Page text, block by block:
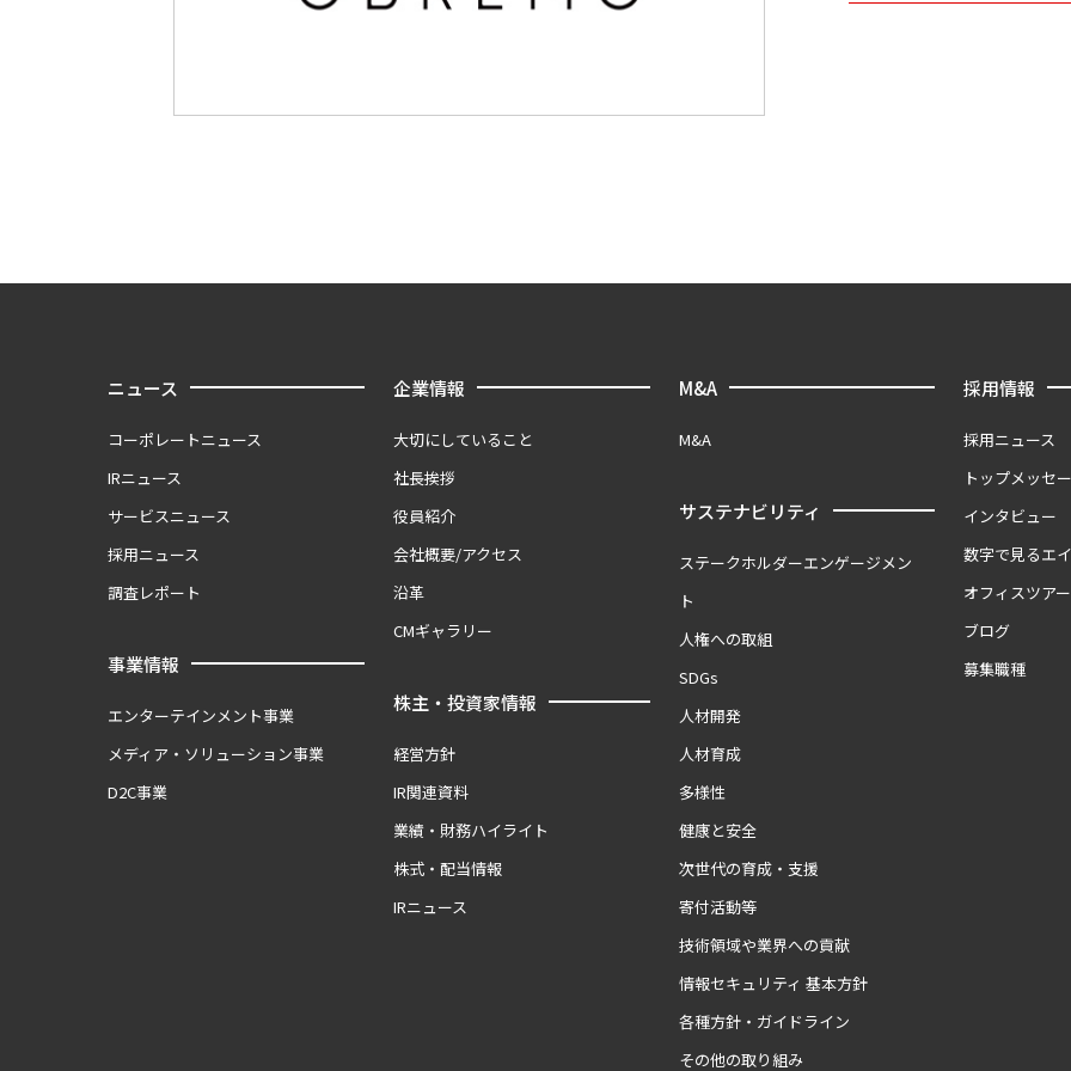
ニュース
コーポレートニュース
IRニュース
サービスニュース
採用ニュース
調査レポート
事業情報
エンターテインメント事業
メディア・ソリューション事業
D2C事業
企業情報
大切にしていること
社長挨拶
役員紹介
会社概要/アクセス
沿革
CMギャラリー
株主・投資家情報
経営方針
IR関連資料
業績・財務ハイライト
株式・配当情報
IRニュース
M&A
M&A
サステナビリティ
ステークホルダーエンゲージメン
ト
人権への取組
SDGs
人材開発
人材育成
多様性
健康と安全
次世代の育成・支援
寄付活動等
技術領域や業界への貢献
情報セキュリティ 基本方針
各種方針・ガイドライン
その他の取り組み
採用情報
採用ニュース
トップメッセ
インタビュー
数字で見るエ
オフィスツアー
ブログ
募集職種